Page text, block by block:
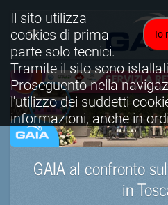
GAIA al confronto
in
Io
Il sito utilizza
cookies di prima
parte solo tecnici.
Tramite il sito sono
Proseguento nella
l'utilizzo dei suddetti
informazioni, anche in
è possibile consultare
completa.
Visualizza